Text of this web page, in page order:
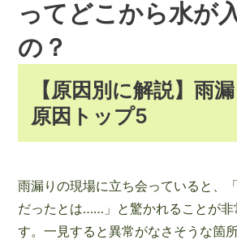
ってどこから水が
の？
【原因別に解説】雨
原因トップ5
雨漏りの現場に立ち会っていると、
だったとは……」と驚かれることが非
す。一見すると異常がなさそうな箇